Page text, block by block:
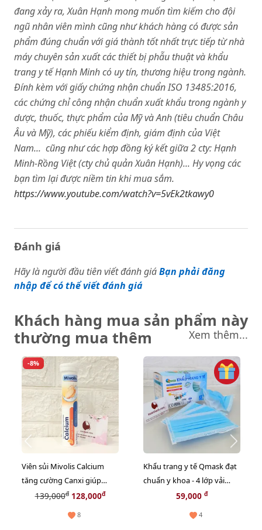
đang xảy ra, Xuân Hạnh mong muốn tìm kiếm cho đội
ngũ nhân viên mình cũng như khách hàng có được sản
phẩm đúng chuẩn với giá thành tốt nhất trực tiếp từ nhà
máy chuyên sản xuất các thiết bị phẫu thuật và khẩu
trang y tế Hạnh Minh có uy tín, thương hiệu trong ngành.
Đính kèm với giấy chứng nhận chuẩn ISO 13485:2016,
các chứng chỉ công nhận chuẩn xuất khẩu trong ngành y
dược, thuốc, thực phẩm của Mỹ và Anh (tiêu chuẩn Châu
Âu và Mỹ), các phiếu kiểm định, giám định của Việt
Nam... cũng như các hợp đồng ký kết giữa 2 cty: Hạnh
Minh-Rồng Việt (cty chủ quản Xuân Hạnh)... Hy vọng các
bạn tìm lại được niềm tin khi mua sắm.
https://www.youtube.com/watch?v=5vEk2tkawy0
Đánh giá
Hãy là người đầu tiên viết đánh giáBạn phải đăng
nhập để có thể viết đánh giá
Khách hàng mua sản phẩm này
thường mua thêm
Xem thêm...
-8%
Viên sủi Mivolis Calcium
tăng cường Canxi giúp
xương chắc khỏe, hàng nội
139,000đ128,000đ
8
Khẩu trang y tế Qmask đạt
chuẩn y khoa - 4 lớp vải
không dệt, hộp 50 cái - Mua
59,000 đ
4